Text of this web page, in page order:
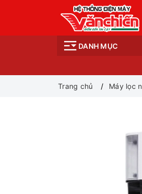
DANH MỤC
Trang chủ Máy lọc